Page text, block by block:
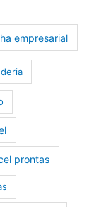
empresarial
prontas